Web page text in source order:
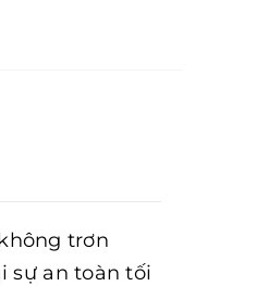
trơn
sự an toàn tối